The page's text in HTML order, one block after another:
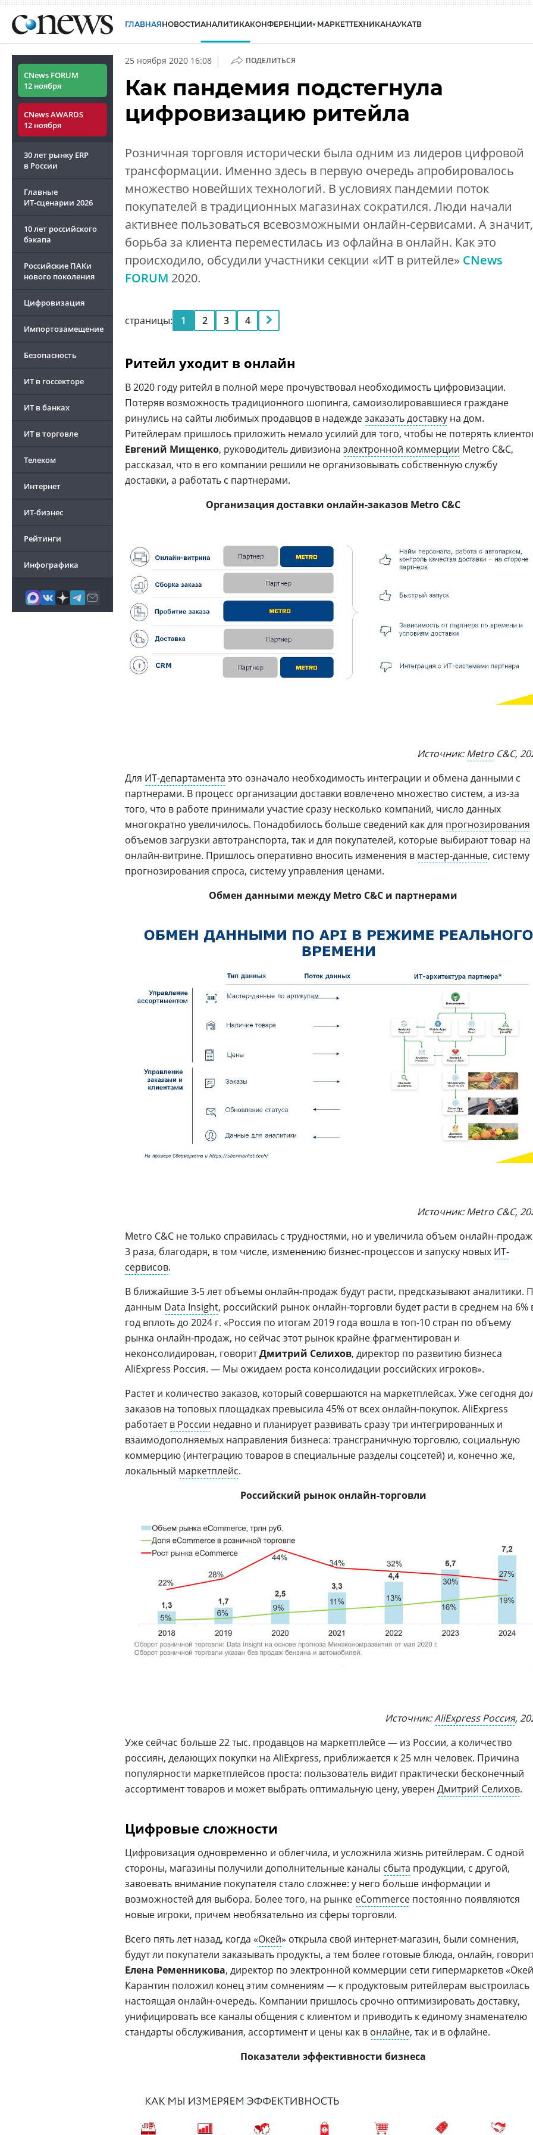
ГЛАВНАЯНОВОСТИАНАЛИТИКАКОНФЕРЕНЦИИ МАРКЕТТЕХНИКАНАУКАТВ
CNews FORUM
12 ноября
CNews AWARDS
12 ноября
30 лет рынку ERP
в России
Главные
ИТ-сценарии 2026
10 лет российского
бэкапа
Российские ПАКи
нового поколения
Цифровизация
Импортозамещение
Безопасность
ИТ в госсекторе
ИТ в банках
ИТ в торговле
Телеком
Интернет
ИТ-бизнес
Рейтинги
Инфографика
25 ноября 2020 16:08 | ПОДЕЛИТЬСЯ
Как пандемия подстегнула
цифровизацию ритейла
Розничная торговля исторически была одним из лидеров цифровой
трансформации. Именно здесь в первую очередь апробировалось
множество новейших технологий. В условиях пандемии поток
покупателей в традиционных магазинах сократился. Люди начали
активнее пользоваться всевозможными онлайн-сервисами. А значит,
борьба за клиента переместилась из офлайна в онлайн. Как это
происходило, обсудили участники секции «ИТ в ритейле» CNews
FORUM 2020.
страницы: 1 2 3 4
Ритейл уходит в онлайн
В 2020 году ритейл в полной мере прочувствовал необходимость цифровизации.
Потеряв возможность традиционного шопинга, самоизолировавшиеся граждане
ринулись на сайты любимых продавцов в надеждезаказать доставку на дом.
Ритейлерам пришлось приложить немало усилий для того, чтобы не потерять
Евгений Мищенко, руководитель дивизиона электронной коммерции Metro C&C,
рассказал, что в его компании решили не организовывать собственную службу
доставки, а работать с партнерами.
Организация доставки онлайн-заказов Metro C&C
Источник:Metro C&C,
Для ИТ-департамента это означало необходимость интеграции и обмена данными с
партнерами. В процесс организации доставки вовлечено множество систем, а из-за
того, что в работе принимали участие сразу несколько компаний, число данных
многократно увеличилось. Понадобилось больше сведений как для прогнозирования
объемов загрузки автотранспорта, так и для покупателей, которые выбирают товар на
онлайн-витрине. Пришлось оперативно вносить изменения в мастер-данные, систему
прогнозирования спроса, систему управления ценами.
Обмен данными между Metro C&C и партнерами
Источник: Metro C&C,
Metro C&C не только справилась с трудностями, но и увеличила объем онлайн-
3 раза, благодаря, в том числе, изменению бизнес-процессов и запуску новых ИТ-
сервисов.
В ближайшие 3-5 лет объемы онлайн-продаж будут расти, предсказывают аналитики.
данным Data Insight, российский рынок онлайн-торговли будет расти в среднем на 6%
год вплоть до 2024 г. «Россия по итогам 2019 года вошла в топ-10 стран по объему
рынка онлайн-продаж, но сейчас этот рынок крайне фрагментирован и
неконсолидирован, говоритДмитрий Селихов, директор по развитию бизнеса
AliExpress Россия. — Мы ожидаем роста консолидации российских игроков».
Растет и количество заказов, который совершаются на маркетплейсах. Уже сегодня
заказов на топовых площадках превысила 45% от всех онлайн-покупок. AliExpress
работаетв России недавно и планирует развивать сразу три интегрированных и
взаимодополняемых направления бизнеса: трансграничную торговлю, социальную
коммерцию (интеграцию товаров в специальные разделы соцсетей) и, конечно же,
локальный маркетплейс.
Российский рынок онлайн-торговли
Источник:AliExpress Россия,
Уже сейчас больше 22 тыс. продавцов на маркетплейсе — из России, а количество
россиян, делающих покупки на AliExpress, приближается к 25 млн человек. Причина
популярности маркетплейсов проста: пользователь видит практически бесконечный
ассортимент товаров и может выбрать оптимальную цену, уверен Дмитрий Селихов.
Цифровые сложности
Цифровизация одновременно и облегчила, и усложнила жизнь ритейлерам. С одной
стороны, магазины получили дополнительные каналы сбыта продукции, с другой,
завоевать внимание покупателя стало сложнее: у него больше информации и
возможностей для выбора. Более того, на рынке eCommerce постоянно появляются
новые игроки, причем необязательно из сферы торговли.
Всего пять лет назад, когда «Окей» открыла свой интернет-магазин, были сомнения,
будут ли покупатели заказывать продукты, а тем более готовые блюда, онлайн,
Елена Ременникова, директор по электронной коммерции сети гипермаркетов
Карантин положил конец этим сомнениям — к продуктовым ритейлерам выстроилась
настоящая онлайн-очередь. Компании пришлось срочно оптимизировать доставку,
унифицировать все каналы общения с клиентом и приводить к единому знаменателю
стандарты обслуживания, ассортимент и цены как в онлайне, так и в офлайне.
Показатели эффективности бизнеса